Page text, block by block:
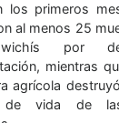
los primeros
al menos 25
por
mientras
agrícola
de vida de las